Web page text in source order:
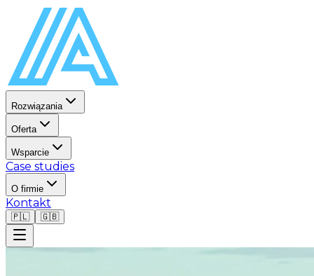
Rozwiązania
Oferta
Wsparcie
Case studies
O firmie
Kontakt
🇵🇱 🇬🇧